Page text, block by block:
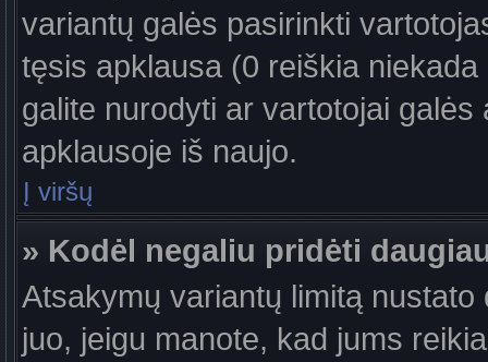
variantų galės pasirinkti
tęsis apklausa (0 reiškia
galite nurodyti ar vartotojai
apklausoje iš naujo.
Į viršų
» Kodėl negaliu pridėti
Atsakymų variantų limitą
juo, jeigu manote, kad jums